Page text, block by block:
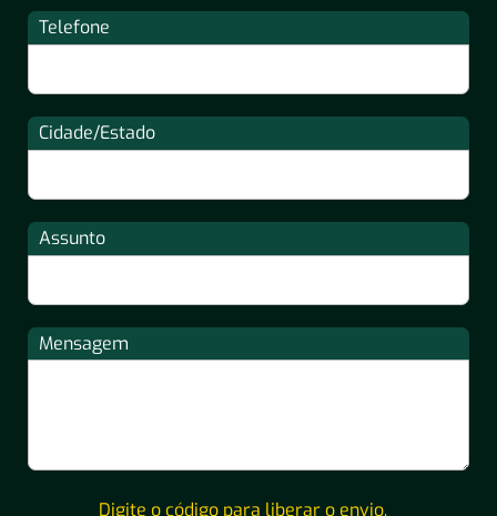
Telefone
Cidade/Estado
Assunto
Mensagem
Digite o código para liberar o envio.